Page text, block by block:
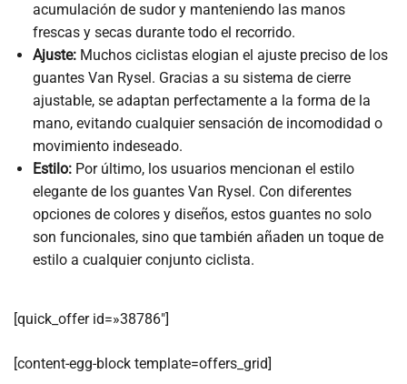
acumulación de sudor y manteniendo las manos
frescas y secas durante todo el recorrido.
Ajuste:Muchos ciclistas elogian el ajuste preciso de los
guantes Van Rysel. Gracias a su sistema de cierre
ajustable, se adaptan perfectamente a la forma de la
mano, evitando cualquier sensación de incomodidad o
movimiento indeseado.
Estilo:Por último, los usuarios mencionan el estilo
elegante de los guantes Van Rysel. Con diferentes
opciones de colores y diseños, estos guantes no solo
son funcionales, sino que también añaden un toque de
estilo a cualquier conjunto ciclista.
[quick_offer id=»38786″]
[content-egg-block template=offers_grid]